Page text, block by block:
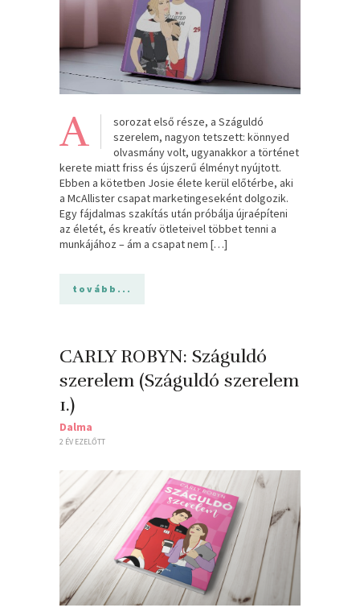
A
sorozat első része, a Száguldó
szerelem, nagyon tetszett: könnyed
olvasmány volt, ugyanakkor a történet
kerete miatt friss és újszerű élményt nyújtott.
Ebben a kötetben Josie élete kerül előtérbe, aki
a McAllister csapat marketingeseként dolgozik.
Egy fájdalmas szakítás után próbálja újraépíteni
az életét, és kreatív ötleteivel többet tenni a
munkájához – ám a csapat nem […]
tovább...
CARLY ROBYN: Száguldó ​
szerelem (Száguldó szerelem
1.)
Dalma
2 ÉV EZELŐTT